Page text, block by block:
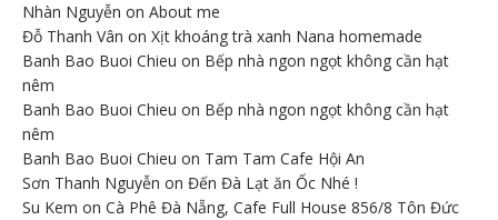
Nhàn Nguyễn on About me
Đỗ Thanh Vân on Xịt khoáng trà xanh Nana homemade
Banh Bao Buoi Chieu on Bếp nhà ngon ngọt không cần hạt
nêm
Banh Bao Buoi Chieu on Bếp nhà ngon ngọt không cần hạt
nêm
Banh Bao Buoi Chieu on Tam Tam Cafe Hội An
Sơn Thanh Nguyễn on Đến Đà Lạt ăn Ốc Nhé !
Su Kem on Cà Phê Đà Nẵng, Cafe Full House 856/8 Tôn Đức